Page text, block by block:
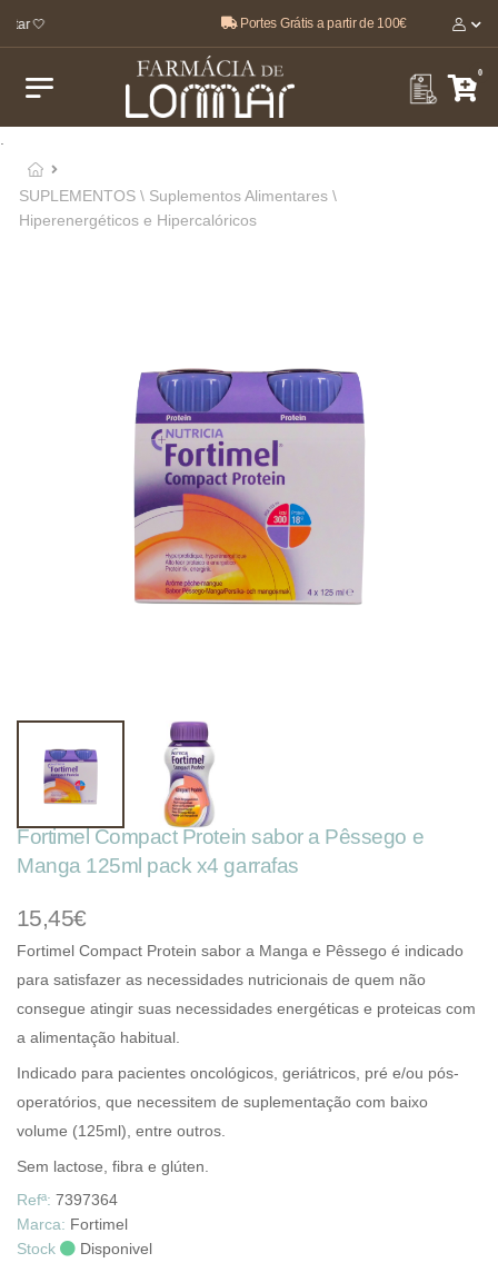
🤍 Portes Grátis a partir de 100€
0
SUPLEMENTOS \ Suplementos Alimentares \
Hiperenergéticos e Hipercalóricos
Fortimel Compact Protein sabor a Pêssego e
Manga 125ml pack x4 garrafas
15,45€
Fortimel Compact Protein sabor a Manga e Pêssego é indicado
para satisfazer as necessidades nutricionais de quem não
consegue atingir suas necessidades energéticas e proteicas com
a alimentação habitual.
Indicado para pacientes oncológicos, geriátricos, pré e/ou pós-
operatórios, que necessitem de suplementação com baixo
volume (125ml), entre outros.
Sem lactose, fibra e glúten.
Refª: 7397364
Marca: Fortimel
Stock
Disponivel